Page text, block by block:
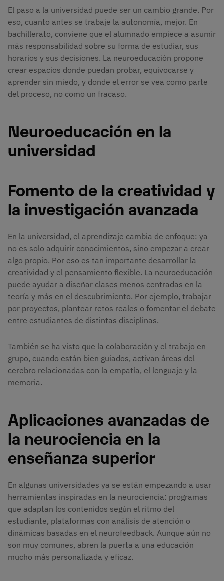
El paso a la universidad puede ser un cambio grande. Por
eso, cuanto antes se trabaje la autonomía, mejor. En
bachillerato, conviene que el alumnado empiece a asumir
más responsabilidad sobre su forma de estudiar, sus
horarios y sus decisiones. La neuroeducación propone
crear espacios donde puedan probar, equivocarse y
aprender sin miedo, y donde el error se vea como parte
del proceso, no como un fracaso.
Neuroeducación en la
universidad
Fomento de la creatividad y
la investigación avanzada
En la universidad, el aprendizaje cambia de enfoque: ya
no es solo adquirir conocimientos, sino empezar a crear
algo propio. Por eso es tan importante desarrollar la
creatividad y el pensamiento flexible. La neuroeducación
puede ayudar a diseñar clases menos centradas en la
teoría y más en el descubrimiento. Por ejemplo, trabajar
por proyectos, plantear retos reales o fomentar el debate
entre estudiantes de distintas disciplinas.
También se ha visto que la colaboración y el trabajo en
grupo, cuando están bien guiados, activan áreas del
cerebro relacionadas con la empatía, el lenguaje y la
memoria.
Aplicaciones avanzadas de
la neurociencia en la
enseñanza superior
En algunas universidades ya se están empezando a usar
herramientas inspiradas en la neurociencia: programas
que adaptan los contenidos según el ritmo del
estudiante, plataformas con análisis de atención o
dinámicas basadas en el neurofeedback. Aunque aún no
son muy comunes, abren la puerta a una educación
mucho más personalizada y eficaz.